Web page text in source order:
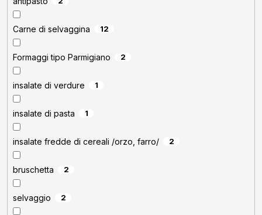
Carne di selvaggina 12
Formaggi tipo Parmigiano 2
insalate di verdure 1
insalate di pasta 1
insalate fredde di cereali /orzo, farro/ 2
bruschetta 2
selvaggio 2